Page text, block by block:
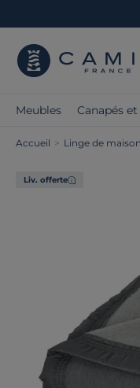
Meubles Canapés
Accueil > Linge de maison
Liv. offerte